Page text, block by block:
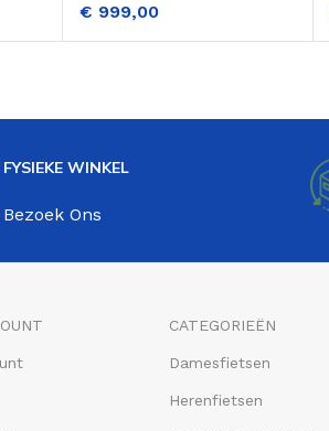
Versnellingen
14AH518WH Mat Zwart
€ 999,00
FYSIEKE WINKEL
Bezoek Ons
CATEGORIEËN
Damesfietsen
Herenfietsen